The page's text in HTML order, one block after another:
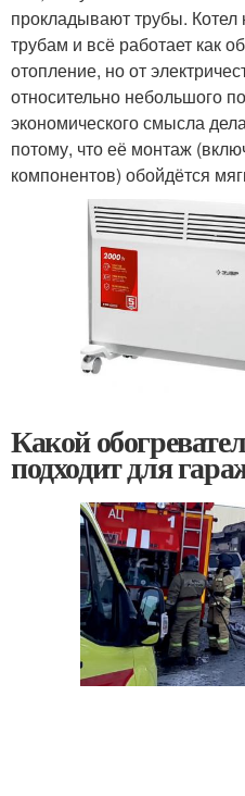
прокладывают трубы. Котел
трубам и всё работает как
отопление, но от
относительно небольшого
экономического смысла
потому, что её монтаж
компонентов) обойдётся
Какой
подходит для